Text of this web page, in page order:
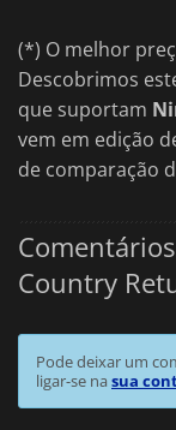
(*) O melhor
Descobrimos
que suportam
vem em edição
de comparação
Country
Pode deixar um
ligar-se nasua